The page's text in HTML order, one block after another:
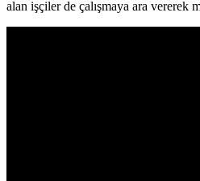
alan işçiler de çalışmaya ara vererek